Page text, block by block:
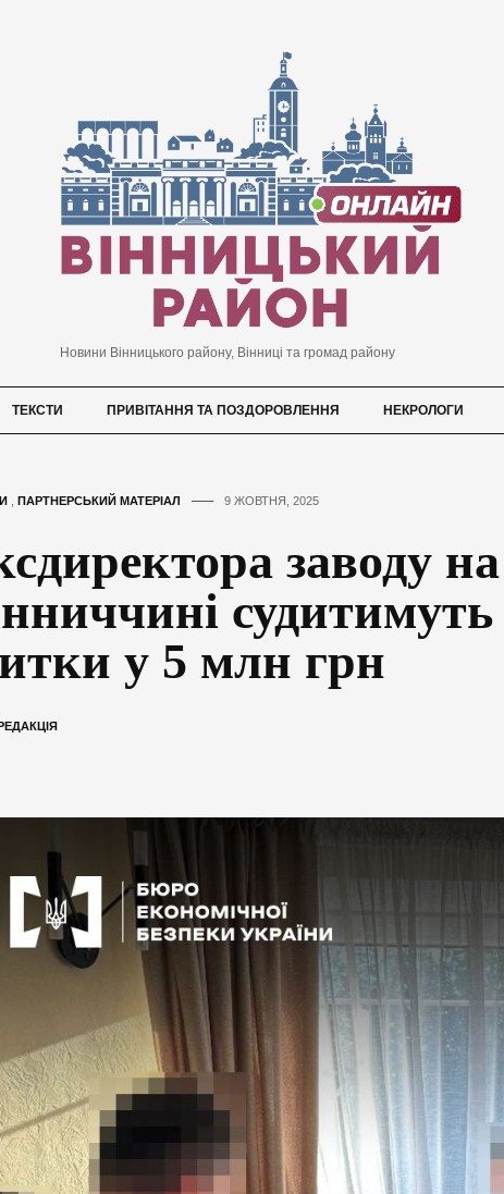
Новини Вінницького району, Вінниці та громад району
ТЕКСТИ ПРИВІТАННЯ ТА ПОЗДОРОВЛЕННЯ НЕКРОЛОГИ
, ПАРТНЕРСЬКИЙ МАТЕРІАЛ 9 ЖОВТНЯ, 2025
заводу на
судитимуть
у 5 млн грн